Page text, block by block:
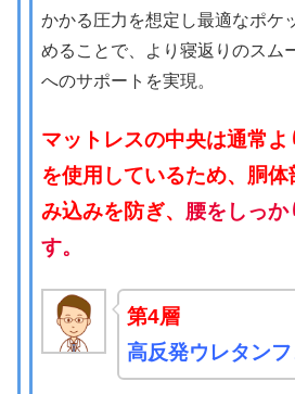
かかる圧力を想定し最適なポケ
めることで、より寝返りのスム
へのサポートを実現。
マットレスの中央は通常
を使用しているため、胴
み込みを防ぎ、 腰をしっか
す。
第4層
高反発ウレタン